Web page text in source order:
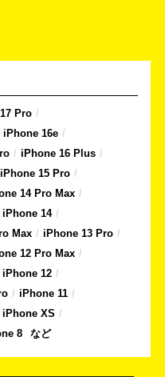
Pro
iPhone 16e
iPhone 16 Plus
iPhone 15 Pro
14 Pro Max
iPhone 14
Max
iPhone 13 Pro
12 Pro Max
iPhone 12
iPhone 11
iPhone XS
8